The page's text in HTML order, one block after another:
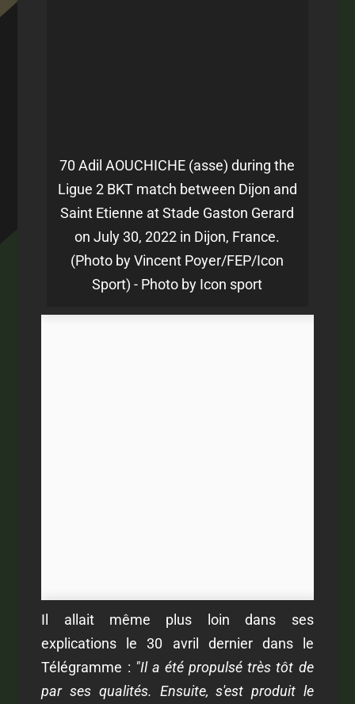
70 Adil AOUCHICHE (asse) during the
Ligue 2 BKT match between Dijon and
Saint Etienne at Stade Gaston Gerard
on July 30, 2022 in Dijon, France.
(Photo by Vincent Poyer/FEP/Icon
Sport) - Photo by Icon sport
Il allait même plus loin dans ses
explications le 30 avril dernier dans le
Télégramme : "Il a été propulsé très tôt de
par ses qualités. Ensuite, s'est produit le